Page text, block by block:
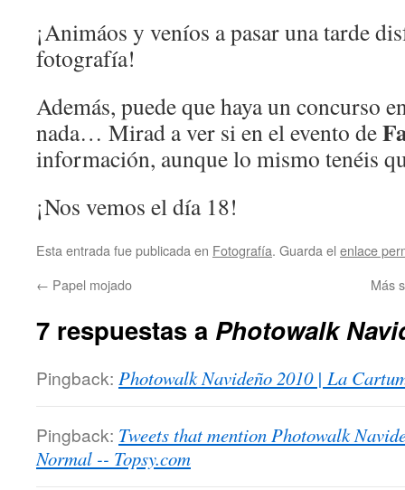
¡Animáos y veníos a pasar una tarde
fotografía!
Además, puede que haya un concurso
nada… Mirad a ver si en el evento de
información, aunque lo mismo tenéis
¡Nos vemos el día 18!
Esta entrada fue publicada en Fotografía. Guarda el enlace
← Papel mojado Más
7 respuestas a Photowalk
Pingback: Photowalk Navideño 2010 | La
Pingback: Tweets that mention Photowalk
Normal -- Topsy.com